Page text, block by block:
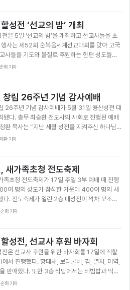
에 새기고, 하나됨의 은혜를 기억하며 살아갈 것
하시는 하나님의 사랑과 인도하심을 기억하고
삶을 살아가는 일꾼들이 될 것을 당부했다. 야유
전 남선교회 회원들뿐 아니라 여선교회 회원들과
도 함께 참석해 더욱 풍성한 교제의 시간을 가졌
다양한 운동과 레크리에이션을 통해 즐거운 추
사를 함께 하며 친목을 다졌다. 남선교회 은평지
로는 “자연 속에서 하나님을 찬양하며 성도 간
성전 ‘선교의 밤’ 개최
전은 5일 ‘선교의 밤’을 개최하고 선교사들을 초
행사는 제52회 순복음세계선교대회를 맞아 고국
사들을 기도와 물질로 후원하는 한편 성도들이
로서의 자긍심을 갖고 선교에 동참할 수 있도록
들은 선교사들의 선교지 현황 발표와 영상, 간증
축 소식 등을 생생하게 전해 듣고 중보기도했다.
국의 선교사들은 현지인 양육, 한국어 교실 등 문
육사역, 지역선교 및 다문화공동체 사역, 문화공
세대 사역 등을 보고했다. 여의도직할 담당 심재
구장 이상인 장로는 선교사들에게 후원금 전달했
선교사들의 가정과 선교지를 위해 합심 기도했
한된 국가들을 품고 기도해 달라”면서 선교사들
후원을 당부했다.
희 기자
창립 26주년 기념 감사예배
26주년 기념 감사예배가 5월 31일 용산성전 대
됐다. 총무 최승환 전도사의 사회로 진행된 예배
환 목사는 “지난 세월 성전을 지켜주신 하나님께
산성전 전 성도가 주 안에서 하나 되어 부흥을 이
거룩한 성전으로 쓰임 받을 수 있도록 최선을 다
다짐했다. 이날 예배에서는 설립 초창기 시절 내
영상이 방영됐다. 성도들은 지난날의 순간들을
까지 인도하신 에벤에셀의 하나님께 영광 올려드
성전이 지역 복음화의 거점이 되기를 소망하며
얹고 기도했다.
환 기자
새가족초청 전도축제
족초청 전도축제가 17일 주일 3부 예배 때 진행
여 명의 성도가 참석한 가운데 400여 명의 새
다. 전도축제가 열린 2층 대성전이 꽉차 보조의
. 4층 다니엘성전 5층 할렐루야성전에도 예배를
10:9~10)이라는 제목으로 설교하면서 “세상은
이고 멸망시키지만 하나님은 아버지가 되어주셔
라운 사랑으로 구원해 주신다. 예수님만이 길이요
생명이시다. 예수님을 믿고 평강을 누리라”고 전
는 유명 가수인 태진아 집사의 간증과 찬양이 이
아 집사는 새가족들을 위해 간증을 하면서 “하나님
아멘을 외칠 때 복을 받는다”고 말했다. 또한 히
희 기자
성전, 선교사 후원 바자회
전은 선교사 후원을 위한 바자회를 17일에 직할
에서 진행했다. 황태채, 보리굴비, 김, 멸치, 미역,
판매했다. 또한 3층 식당에서는 비빔밥과 떡볶
리를 판매해 성도 간 교제의 장이 펼쳐져 훈훈
희 기자